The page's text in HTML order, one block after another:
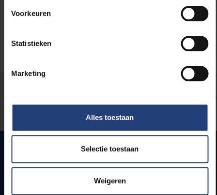
Voorkeuren
Statistieken
Marketing
Alles toestaan
Selectie toestaan
Weigeren
Snel naar